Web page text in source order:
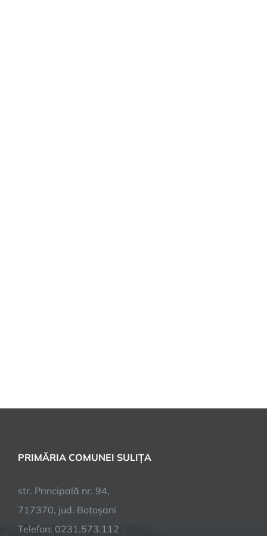
PRIMĂRIA COMUNEI SULIȚA
str. Principală nr. 94,
717370, jud. Botoșani
Telefon: 0231.573.112